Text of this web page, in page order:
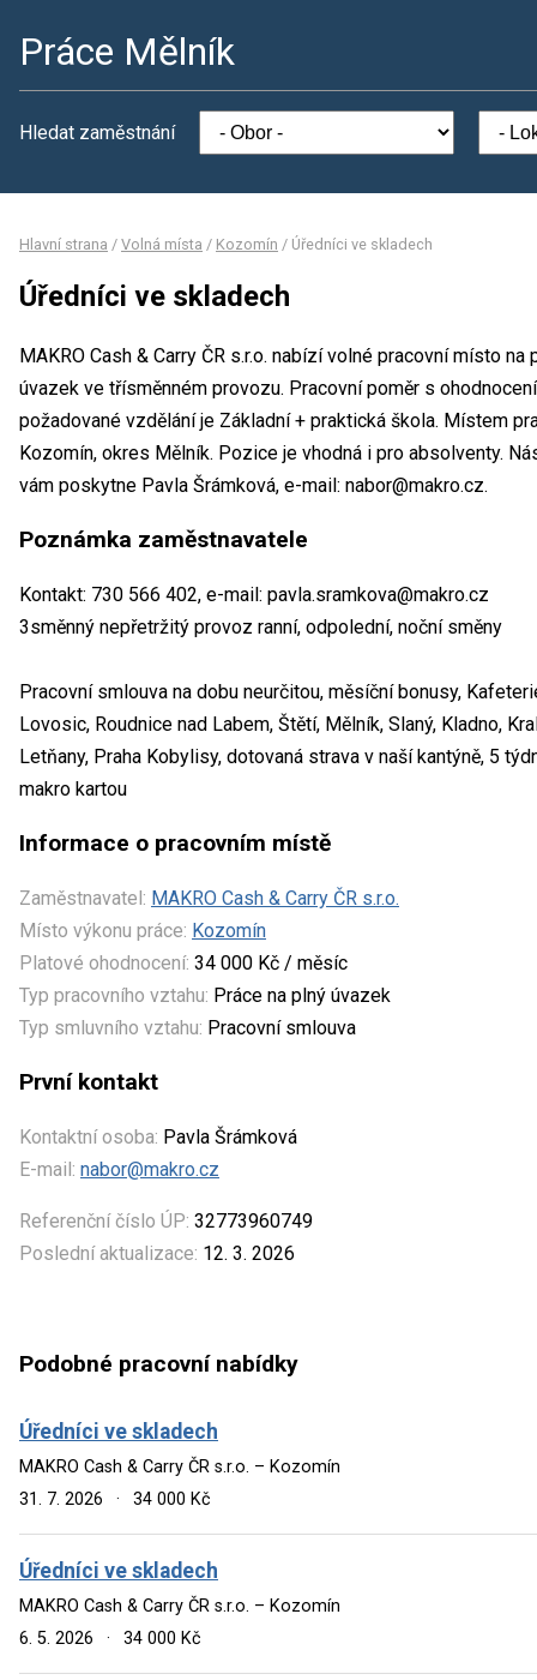
Práce Mělník
Hledat zaměstnání
Hlavní strana / Volná místa / Kozomín / Úředníci ve skladech
Úředníci ve skladech
MAKRO Cash & Carry ČR s.r.o. nabízí volné pracovní místo
úvazek ve třísměnném provozu. Pracovní poměr s
požadované vzdělání je Základní + praktická škola. Místem
Kozomín, okres Mělník. Pozice je vhodná i pro absolventy.
vám poskytne Pavla Šrámková, e-mail: nabor@makro.cz.
Poznámka zaměstnavatele
Kontakt: 730 566 402, e-mail: pavla.sramkova@makro.cz
3směnný nepřetržitý provoz ranní, odpolední, noční směny
Pracovní smlouva na dobu neurčitou, měsíční bonusy,
Lovosic, Roudnice nad Labem, Štětí, Mělník, Slaný, Kladno,
Letňany, Praha Kobylisy, dotovaná strava v naší kantýně, 5
makro kartou
Informace o pracovním místě
Zaměstnavatel: MAKRO Cash & Carry ČR s.r.o.
Místo výkonu práce: Kozomín
Platové ohodnocení: 34 000 Kč / měsíc
Typ pracovního vztahu: Práce na plný úvazek
Typ smluvního vztahu: Pracovní smlouva
První kontakt
Kontaktní osoba: Pavla Šrámková
E-mail: nabor@makro.cz
Referenční číslo ÚP: 32773960749
Poslední aktualizace: 12. 3. 2026
Podobné pracovní nabídky
Úředníci ve skladech
MAKRO Cash & Carry ČR s.r.o. – Kozomín
31. 7. 2026
· 34 000 Kč
Úředníci ve skladech
MAKRO Cash & Carry ČR s.r.o. – Kozomín
6. 5. 2026
· 34 000 Kč